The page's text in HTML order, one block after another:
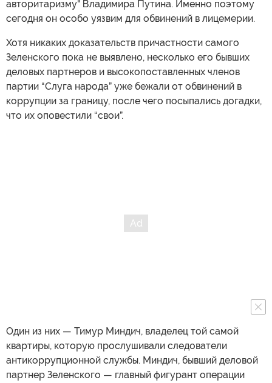
авторитаризму" Владимира Путина. Именно поэтому
сегодня он особо уязвим для обвинений в лицемерии.
Хотя никаких доказательств причастности самого
Зеленского пока не выявлено, несколько его бывших
деловых партнеров и высокопоставленных членов
партии “Слуга народа” уже бежали от обвинений в
коррупции за границу, после чего посыпались догадки,
что их оповестили “свои”.
Один из них — Тимур Миндич, владелец той самой
квартиры, которую прослушивали следователи
антикоррупционной службы. Миндич, бывший деловой
партнер Зеленского — главный фигурант операции